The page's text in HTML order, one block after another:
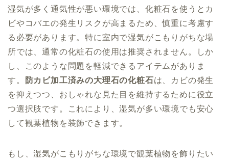
湿気が多く通気性が悪い環境では、化粧石を使うとカ
ビやコバエの発生リスクが高まるため、慎重に考慮す
る必要があります。特に室内で湿気がこもりがちな場
所では、通常の化粧石の使用は推奨されません。しか
し、このような問題を軽減できるアイテムがありま
す。
防カビ加工済みの大理石の化粧石は、カビの発生
を抑えつつ、おしゃれな見た目を維持するために役立
つ選択肢です。これにより、湿気が多い環境でも安心
して観葉植物を装飾できます。
もし、湿気がこもりがちな環境で観葉植物を飾りたい